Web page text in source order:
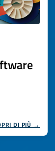
DI PIÙ →